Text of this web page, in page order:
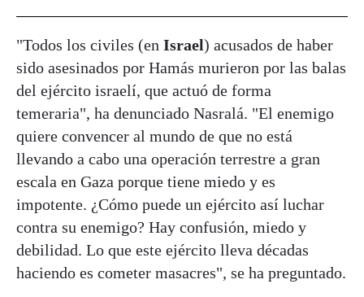
"Todos los civiles (en Israel) acusados de haber
sido asesinados por Hamás murieron por las balas
del ejército israelí, que actuó de forma
temeraria", ha denunciado Nasralá. "El enemigo
quiere convencer al mundo de que no está
llevando a cabo una operación terrestre a gran
escala en Gaza porque tiene miedo y es
impotente. ¿Cómo puede un ejército así luchar
contra su enemigo? Hay confusión, miedo y
debilidad. Lo que este ejército lleva décadas
haciendo es cometer masacres", se ha preguntado.